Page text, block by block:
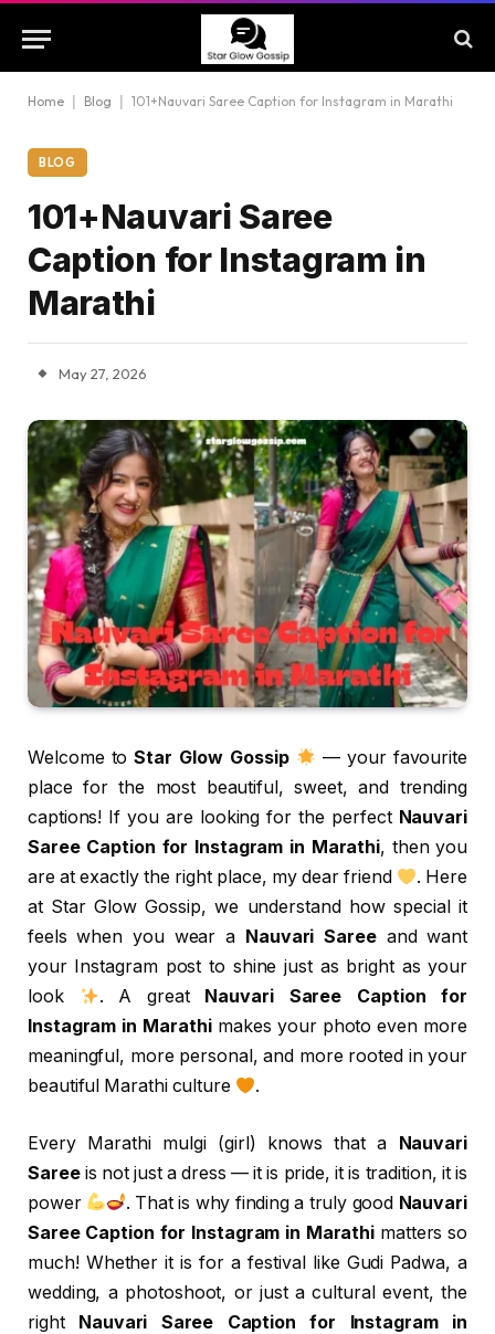
Home Blog 101+Nauvari Saree Caption for Instagram in Marathi
BLOG
101+Nauvari Saree
Caption for Instagram in
Marathi
May 27, 2026
Welcome toStar Glow Gossip
— your favourite
place for the most beautiful, sweet, and trending
captions! If you are looking for the perfect Nauvari
Saree Caption for Instagram in Marathi, then you
are at exactly the right place, my dear friend
. Here
at Star Glow Gossip, we understand how special it
feels when you wear a Nauvari Sareeand want
your Instagram post to shine just as bright as your
look
. A great Nauvari Saree Caption for
Instagram in Marathimakes your photo even more
meaningful, more personal, and more rooted in your
beautiful Marathi culture
.
Every Marathi mulgi (girl) knows that a Nauvari
Sareeis not just a dress — it is pride, it is tradition, it is
power
. That is why finding a truly good Nauvari
Saree Caption for Instagram in Marathi matters so
much! Whether it is for a festival like Gudi Padwa, a
wedding, a photoshoot, or just a cultural event, the
right Nauvari Saree Caption for Instagram in